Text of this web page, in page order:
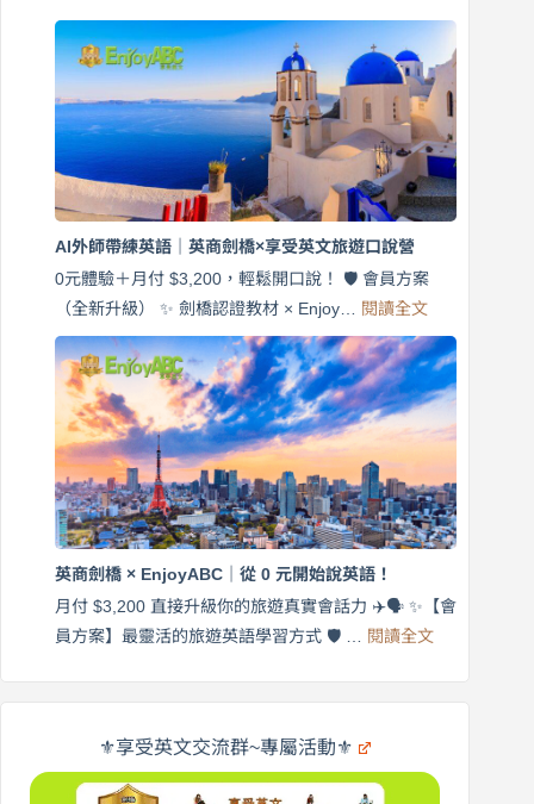
天
說
英
語！
英
商
劍
口
說
營
月
$3,200，
出
國
在
AI外師帶練英語｜英商劍橋×享受英文旅遊口說營
0元體驗＋月付 $3,200，輕鬆開口說！ 🛡️ 會員方案
（全新升級） ✨ 劍橋認證教材 × Enjoy… 閱讀全文:
外
師
帶
英
｜
英
商
×
享
口
說
英商劍橋 × EnjoyABC｜從 0 元開始說英語！
月付 $3,200 直接升級你的旅遊真實會話力 ✈️🗣️ ✨【會
員方案】最靈活的旅遊英語學習方式 🛡️ … 閱讀全文:
商
劍
｜
⚜️享受英文交流群~專屬活動⚜️